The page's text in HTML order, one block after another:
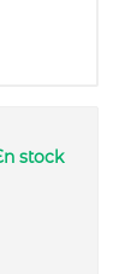
stock